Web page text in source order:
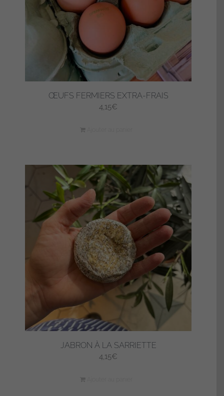
ŒUFS FERMIERS EXTRA-FRAIS
4,15€
JABRON À LA SARRIETTE
4,15€